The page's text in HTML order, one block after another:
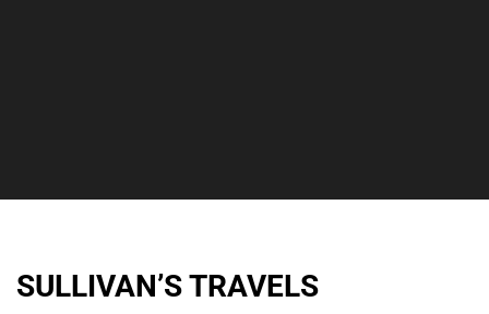
SULLIVAN’S TRAVELS